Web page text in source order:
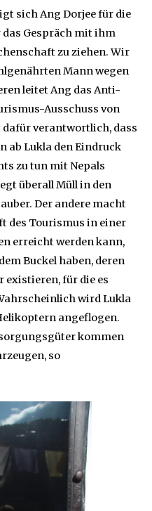
sich Ang Dorjee für die
das Gespräch mit ihm
zu ziehen. Wir
Mann wegen
leitet Ang das Anti-
Ausschuss von
dafür verantwortlich, dass
ab Lukla den Eindruck
zu tun mit Nepals
überall Müll in den
Der andere macht
des Tourismus in einer
erreicht werden kann,
Buckel haben, deren
für die es
wird Lukla
angeflogen.
kommen
so